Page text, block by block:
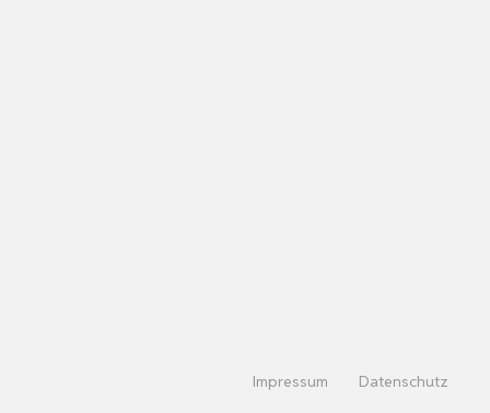
Impressum Datenschutz